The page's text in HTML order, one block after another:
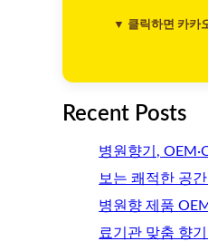
▼ 클릭하면 카카
Recent Posts
병원향기,
보는 쾌적한 공
병원향 제품
료기관 맞춤 향